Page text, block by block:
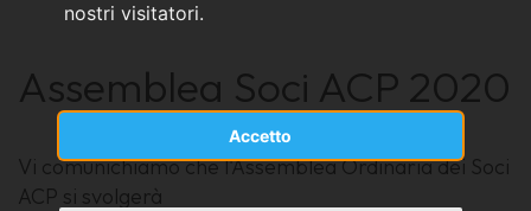
nostri visitatori.
Accetto
Assemblea Soci ACP 2020
Vi comunichiamo che l'Assemblea Ordinaria dei Soci
ACP si svolgerà